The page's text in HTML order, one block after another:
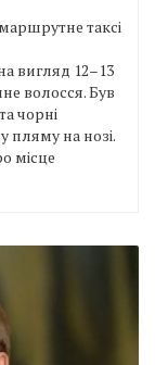
таксі
вигляд 12–13
волосся. Був
чорні
пляму на нозі.
місце